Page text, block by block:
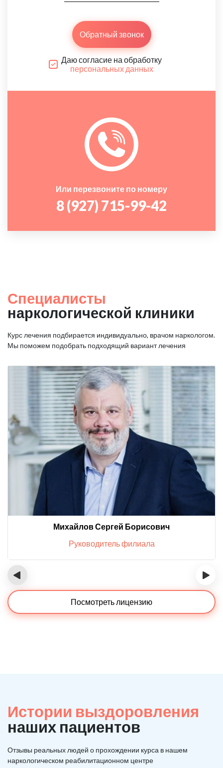
Обратный звонок
Даю согласие на обработку
персональных данных
Или перезвоните по номеру
8 (927) 715-99-42
Специалисты
наркологической клиники
Курс лечения подбирается индивидуально, врачом наркологом.
Мы поможем подобрать подходящий вариант лечения
Михайлов Сергей Борисович
Руководитель филиала
‹ ›
Посмотреть лицензию
Истории выздоровления
наших пациентов
Отзывы реальных людей о прохождении курса в нашем
наркологическом реабилитационном центре